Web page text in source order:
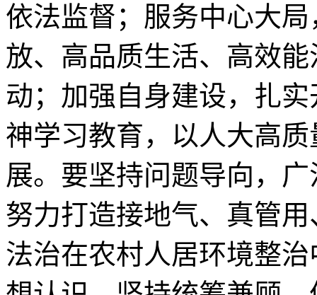
依法监督；服务中心大
放、高品质生活、高效
动；加强自身建设，扎
神学习教育，以人大高
展。要坚持问题导向，
努力打造接地气、真管
法治在农村人居环境整